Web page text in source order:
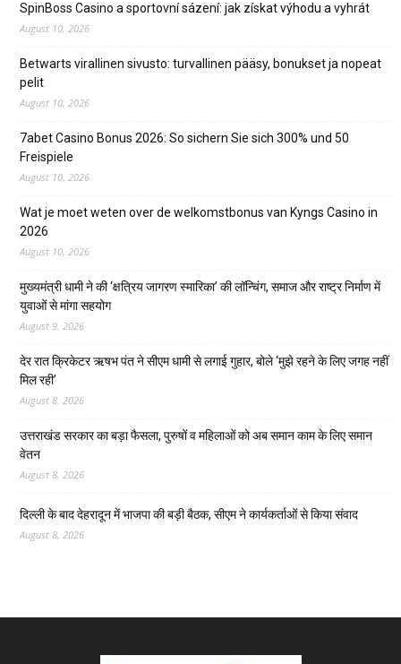
SpinBoss Casino a sportovní sázení: jak získat výhodu a vyhrát
August 10, 2026
Betwarts virallinen sivusto: turvallinen pääsy, bonukset ja nopeat
pelit
August 10, 2026
7abet Casino Bonus 2026: So sichern Sie sich 300% und 50
Freispiele
August 10, 2026
Wat je moet weten over de welkomstbonus van Kyngs Casino in
2026
August 10, 2026
मुख्यमंत्री धामी ने की ‘क्षत्रिय जागरण स्मारिका’ की लॉन्चिंग, समाज और राष्ट्र निर्माण में
युवाओं से मांगा सहयोग
August 9, 2026
देर रात क्रिकेटर ऋषभ पंत ने सीएम धामी से लगाई गुहार, बोले ‘मुझे रहने के लिए जगह नहीं
मिल रही’
August 8, 2026
उत्तराखंड सरकार का बड़ा फैसला, पुरुषों व महिलाओं को अब समान काम के लिए समान
वेतन
August 8, 2026
दिल्ली के बाद देहरादून में भाजपा की बड़ी बैठक, सीएम ने कार्यकर्ताओं से किया संवाद
August 8, 2026